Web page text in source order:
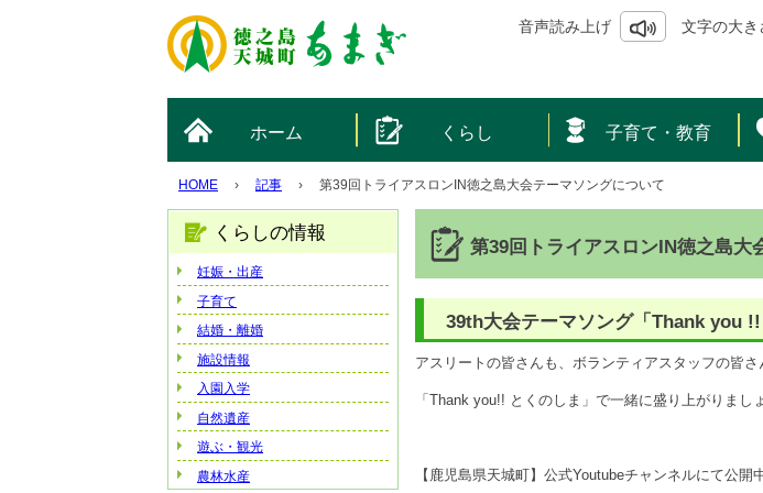
音声読み上げ 文字の大き
ホーム くらし 子育て・教育
HOME › 記事 › 第39回トライアスロンIN徳之島大会テーマソングについて
第39回トライアスロンIN徳之島大
39th大会テーマソング「Thank you !!
アスリートの皆さんも、ボランティアスタッフの皆
「Thank you!! とくのしま」で一緒に盛り上がりまし
【鹿児島県天城町】公式Youtubeチャンネルにて公開
くらしの情報
妊娠・出産
子育て
結婚・離婚
施設情報
入園入学
自然遺産
遊ぶ・観光
農林水産